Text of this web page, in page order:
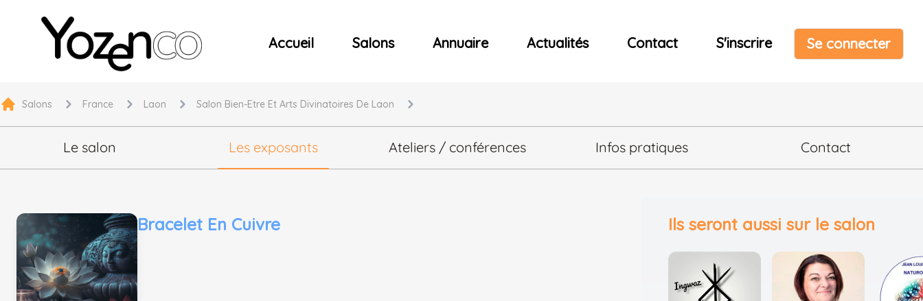
Yozenco - Organisateur de Salons, Evénements et Concerts
Accueil Salons Annuaire Actualités Contact S'inscrire Se connecter
Salons France Laon Salon Bien-Etre Et Arts Divinatoires De Laon
Le salon Les exposants Ateliers / conférences Infos pratiques Contact
Bracelet En Cuivre Ils seront aussi sur le salon